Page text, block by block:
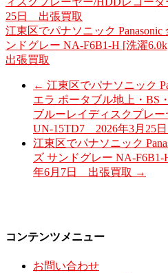
25日 出張買取
江東区でパナソニック
ンドグレー NA-F6B1-H [洗濯
出張買取
← 江東区でパナソニック
エラ ポータブル地上・BS
ブルーレイディスクプレ
UN-15TD7 2026年3月25
江東区でパナソニック
ズ サンドグレー NA-
年6月7日 出張買取 →
コンテンツメニュー
お問い合わせ